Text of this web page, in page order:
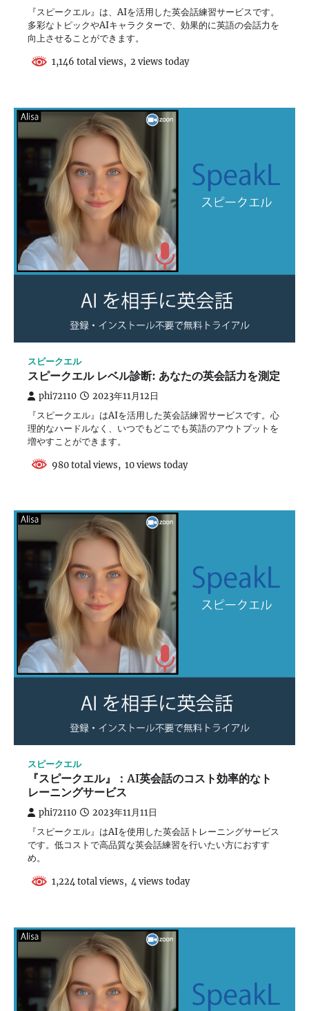
『スピークエル』は、AIを活用した英会話練習サービスです。
多彩なトピックやAIキャラクターで、効果的に英語の会話力を
向上させることができます。
1,146 total views, 2 views today
スピークエル
スピークエル レベル診断: あなたの英会話力を測定
phi72110 2023年11月12日
『スピークエル』はAIを活用した英会話練習サービスです。心
理的なハードルなく、いつでもどこでも英語のアウトプットを
増やすことができます。
980 total views, 10 views today
スピークエル
『スピークエル』：AI英会話のコスト効率的なト
レーニングサービス
phi72110 2023年11月11日
『スピークエル』はAIを使用した英会話トレーニングサービス
です。低コストで高品質な英会話練習を行いたい方におすす
め。
1,224 total views, 4 views today